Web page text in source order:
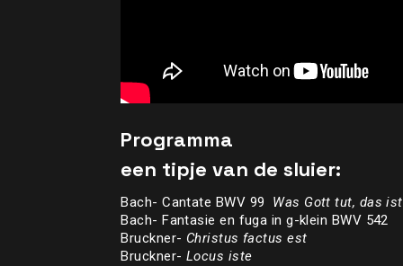
Programma
een tipje van de sluier:
Bach- Cantate BWV 99 Was Gott tut, das
Bach- Fantasie en fuga in g-klein BWV 542
Bruckner- Christus factus est
Bruckner- Locus iste